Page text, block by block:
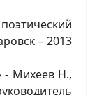
– 2013
- Михеев Н.,